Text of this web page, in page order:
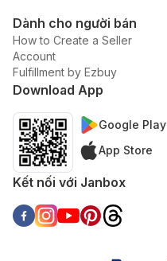
Dành cho người bán
How to Create a Seller
Account
Fulfillment by Ezbuy
Download App
Google Play
App Store
Kết nối với Janbox